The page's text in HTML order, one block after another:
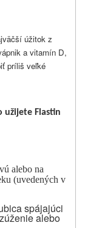
úžitok z
a vitamín D,
príliš veľké
užijete Flastin
alebo na
(uvedených v
spájajúci
alebo